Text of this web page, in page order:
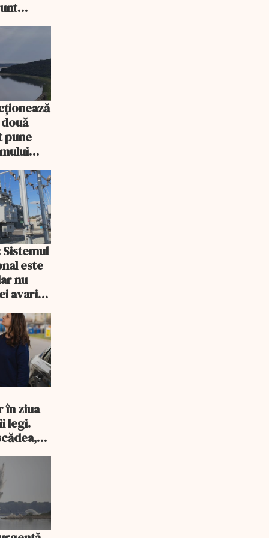
pune
este
nu
avarii
în ziua
legi.